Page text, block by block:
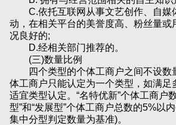
C.依托互联网从事文艺创作、自媒
动，在相关平台的美誉度高、粉丝量或
况良好的;
D.经相关部门推荐的。
(三)数量比例
四个类型的个体工商户之间不设数
体工商户只能认定为一个类型，如满足
适宜类型认定。“名特优新”个体工商户
型”和“发展型”个体工商户总数的5%以
集中分型判定数量为基准)。